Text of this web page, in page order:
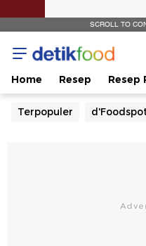
SCROLL TO
Home Resep Resep
Terpopuler